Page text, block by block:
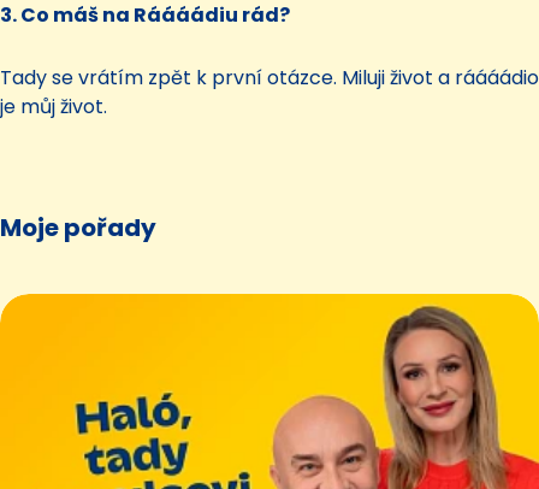
3. Co máš na Ráááádiu rád?
Tady se vrátím zpět k první otázce. Miluji život a ráááádio
je můj život.
Moje pořady